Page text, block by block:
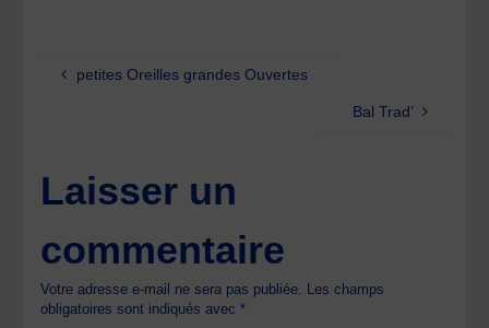
petites Oreilles grandes Ouvertes
Bal Trad’
Laisser un
commentaire
Votre adresse e-mail ne sera pas publiée. Les champs
obligatoires sont indiqués avec*